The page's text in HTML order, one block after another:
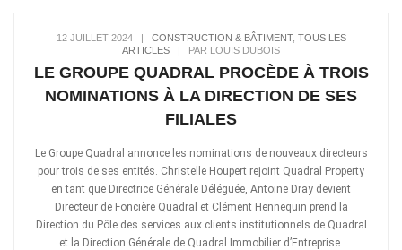
12 JUILLET 2024| CONSTRUCTION & BÂTIMENT, TOUS LES
ARTICLES | PAR LOUIS DUBOIS
LE GROUPE QUADRAL PROCÈDE À TROIS
NOMINATIONS À LA DIRECTION DE SES
FILIALES
Le Groupe Quadral annonce les nominations de nouveaux directeurs
pour trois de ses entités. Christelle Houpert rejoint Quadral Property
en tant que Directrice Générale Déléguée, Antoine Dray devient
Directeur de Foncière Quadral et Clément Hennequin prend la
Direction du Pôle des services aux clients institutionnels de Quadral
et la Direction Générale de Quadral Immobilier d’Entreprise.